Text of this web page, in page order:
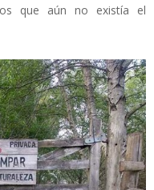
que aún no existía el